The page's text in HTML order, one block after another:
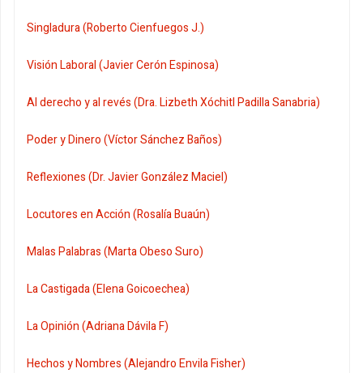
Singladura (Roberto Cienfuegos J.)
Visión Laboral (Javier Cerón Espinosa)
Al derecho y al revés (Dra. Lizbeth Xóchitl Padilla Sanabria)
Poder y Dinero (Víctor Sánchez Baños)
Reflexiones (Dr. Javier González Maciel)
Locutores en Acción (Rosalía Buaún)
Malas Palabras (Marta Obeso Suro)
La Castigada (Elena Goicoechea)
La Opinión (Adriana Dávila F)
Hechos y Nombres (Alejandro Envila Fisher)